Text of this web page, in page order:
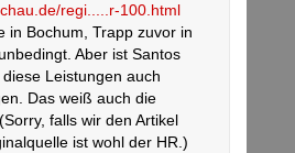
regi.....r-100.html
in Bochum, Trapp zuvor in
Aber ist Santos
Leistungen auch
Das weiß auch die
falls wir den Artikel
ist wohl der HR.)